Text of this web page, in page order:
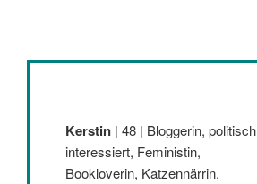
Kerstin | 48 | Bloggerin, politisch
interessiert, Feministin,
Bookloverin, Katzennärrin,